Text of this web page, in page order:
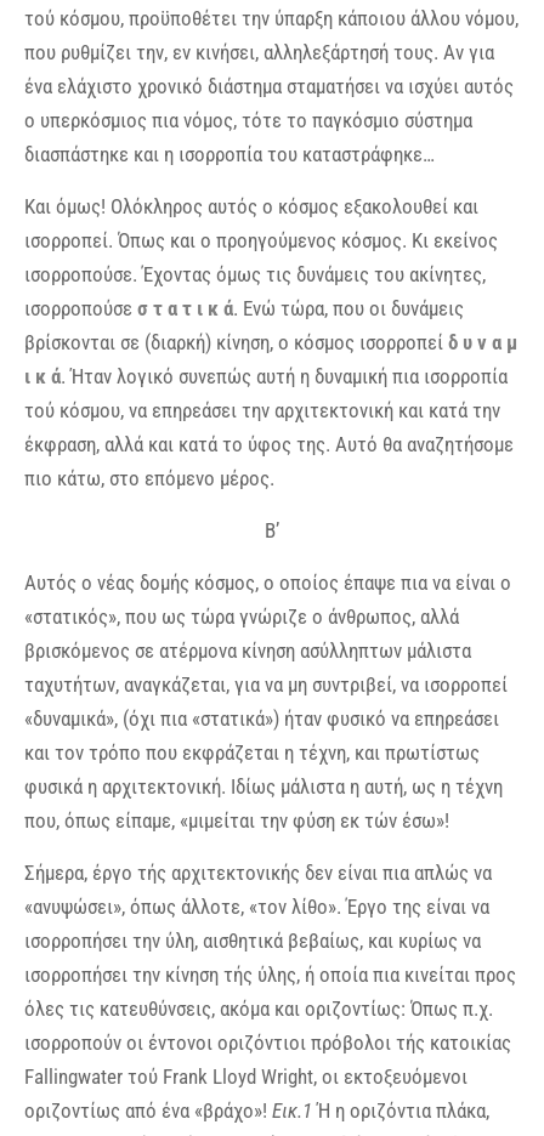
τού κόσμου, προϋποθέτει την ύπαρξη κάποιου άλλου νόμου,
που ρυθμίζει την, εν κινήσει, αλληλεξάρτησή τους. Αν για
ένα ελάχιστο χρονικό διάστημα σταματήσει να ισχύει αυτός
ο υπερκόσμιος πια νόμος, τότε το παγκόσμιο σύστημα
διασπάστηκε και η ισορροπία του καταστράφηκε…
Και όμως! Ολόκληρος αυτός ο κόσμος εξακολουθεί και
ισορροπεί. Όπως και ο προηγούμενος κόσμος. Κι εκείνος
ισορροπούσε. Έχοντας όμως τις δυνάμεις του ακίνητες,
ισορροπούσε σ τ α τ ι κ ά. Ενώ τώρα, που οι δυνάμεις
βρίσκονται σε (διαρκή) κίνηση, ο κόσμος ισορροπεί δ υ ν α μ
ι κ ά. Ήταν λογικό συνεπώς αυτή η δυναμική πια ισορροπία
τού κόσμου, να επηρεάσει την αρχιτεκτονική και κατά την
έκφραση, αλλά και κατά το ύφος της. Αυτό θα αναζητήσομε
πιο κάτω, στο επόμενο μέρος.
Β’
Αυτός ο νέας δομής κόσμος, ο οποίος έπαψε πια να είναι ο
«στατικός», που ως τώρα γνώριζε ο άνθρωπος, αλλά
βρισκόμενος σε ατέρμονα κίνηση ασύλληπτων μάλιστα
ταχυτήτων, αναγκάζεται, για να μη συντριβεί, να ισορροπεί
«δυναμικά», (όχι πια «στατικά») ήταν φυσικό να επηρεάσει
και τον τρόπο που εκφράζεται η τέχνη, και πρωτίστως
φυσικά η αρχιτεκτονική. Ιδίως μάλιστα η αυτή, ως η τέχνη
που, όπως είπαμε, «μιμείται την φύση εκ τών έσω»!
Σήμερα, έργο τής αρχιτεκτονικής δεν είναι πια απλώς να
«ανυψώσει», όπως άλλοτε, «τον λίθο». Έργο της είναι να
ισορροπήσει την ύλη, αισθητικά βεβαίως, και κυρίως να
ισορροπήσει την κίνηση τής ύλης, ή οποία πια κινείται προς
όλες τις κατευθύνσεις, ακόμα και οριζοντίως: Όπως π.χ.
ισορροπούν οι έντονοι οριζόντιοι πρόβολοι τής κατοικίας
Fallingwater τού Frank Lloyd Wright, οι εκτοξευόμενοι
οριζοντίως από ένα «βράχο»! Εικ.1 Ή η οριζόντια πλάκα,